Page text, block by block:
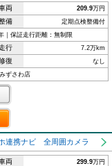
両 209.9万円
備 定期点検整備付
｜保証走行距離：無制限
行 7.2万km
復 なし
ずさわ店
連携ナビ 全周囲カメラ
両 299.9万円